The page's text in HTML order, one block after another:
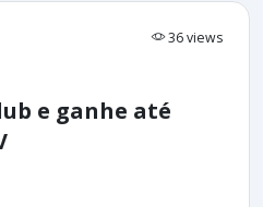
36 views
e ganhe até